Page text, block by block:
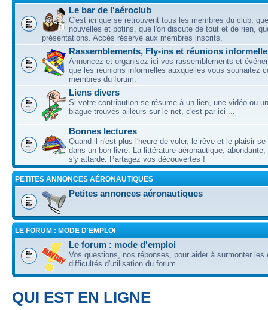
Le bar de l'aéroclub
C'est ici que se retrouvent tous les membres du club,
nouvelles et potins, que l'on discute de tout et de rien,
présentations. Accès réservé aux membres inscrits.
Rassemblements, Fly-ins et réunions
Annoncez et organisez ici vos rassemblements et
que les réunions informelles auxquelles vous souhaitez
membres du forum.
Liens divers
Si votre contribution se résume à un lien, une vidéo ou
blague trouvés ailleurs sur le net, c'est par ici ...
Bonnes lectures
Quand il n'est plus l'heure de voler, le rêve et le plaisir se
dans un bon livre. La littérature aéronautique, abondante,
s'y attarde. Partagez vos découvertes !
PETITES ANNONCES AÉRONAUTIQUES
Petites annonces aéronautiques
LE FORUM : MODE D'EMPLOI
Le forum : mode d'emploi
Vos questions, nos réponses, pour aider à surmonter les
difficultés d'utilisation du forum
QUI EST EN LIGNE